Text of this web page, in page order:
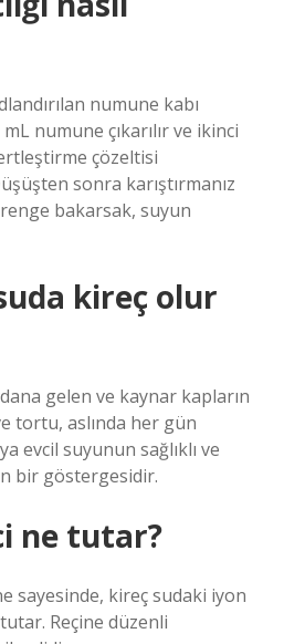
numune kabı
numune çıkarılır ve ikinci
çözeltisi
sonra karıştırmanız
bakarsak, suyun
kireç olur
gelen ve kaynar kapların
tortu, aslında her gün
evcil suyunun sağlıklı ve
bir göstergesidir.
ne tutar?
sayesinde, kireç sudaki iyon
Reçine düzenli